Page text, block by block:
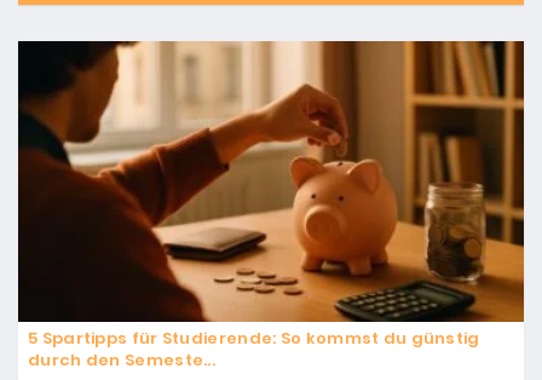
5 Spartipps für Studierende: So kommst du günstig
durch den Semeste...